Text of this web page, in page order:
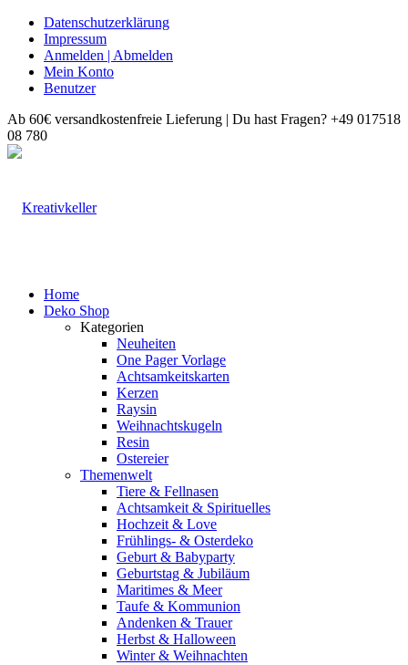
Datenschutzerklärung
Impressum
Anmelden | Abmelden
Mein Konto
Benutzer
Ab 60€ versandkostenfreie Lieferung | Du hast Fragen? +49 017518
08 780
Home
Deko Shop
Kategorien
Neuheiten
One Pager Vorlage
Achtsamkeitskarten
Kerzen
Raysin
Weihnachtskugeln
Resin
Ostereier
Themenwelt
Tiere & Fellnasen
Achtsamkeit & Spirituelles
Hochzeit & Love
Frühlings- & Osterdeko
Geburt & Babyparty
Geburtstag & Jubiläum
Maritimes & Meer
Taufe & Kommunion
Andenken & Trauer
Herbst & Halloween
Winter & Weihnachten